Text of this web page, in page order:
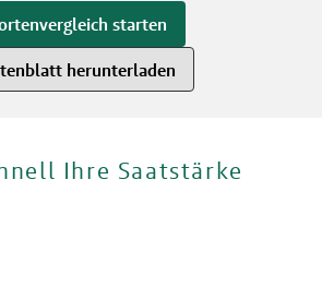
starten
herunterladen
Ihre Saatstärke